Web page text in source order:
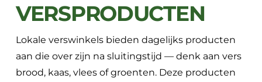
VERSPRODUCTEN
Lokale verswinkels bieden dagelijks producten
aan die over zijn na sluitingstijd — denk aan vers
brood, kaas, vlees of groenten. Deze producten